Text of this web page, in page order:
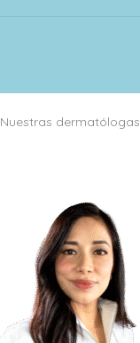
Nuestras dermatólogas